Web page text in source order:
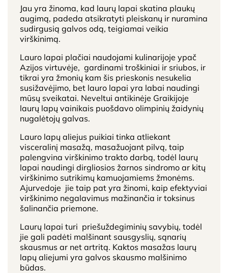
Jau yra žinoma, kad laurų lapai skatina plaukų
augimą, padeda atsikratyti pleiskanų ir nuramina
sudirgusią galvos odą, teigiamai veikia
virškinimą.
Lauro lapai plačiai naudojami kulinarijoje ypač
Azijos virtuvėje, gardinami troškiniai ir sriubos, ir
tikrai yra žmonių kam šis prieskonis nesukelia
susižavėjimo, bet lauro lapai yra labai naudingi
mūsų sveikatai. Neveltui antikinėje Graikijoje
laurų lapų vainikais puošdavo olimpinių žaidynių
nugalėtojų galvas.
Lauro lapų aliejus puikiai tinka atliekant
visceralinį masažą, masažuojant pilvą, taip
palengvina virškinimo trakto darbą, todėl laurų
lapai naudingi dirgliosios žarnos sindromo ar kitų
virškinimo sutrikimų kamuojamiems žmonėms.
Ajurvedoje jie taip pat yra žinomi, kaip efektyviai
virškinimo negalavimus mažinančia ir toksinus
šalinančia priemone.
Laurų lapai turi priešuždegiminių savybių, todėl
jie gali padėti malšinant sausgyslių, sąnarių
skausmus ar net artritą. Kaktos masažas laurų
lapų aliejumi yra galvos skausmo malšinimo
būdas.